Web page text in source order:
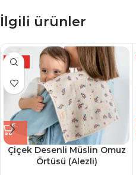
İlgili ürünler
YENİ
Çiçek Desenli Müslin Omuz
Örtüsü (Alezli)